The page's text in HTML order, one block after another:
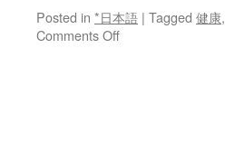
Posted in *日本語 | Tagged 健康,
Comments Offon